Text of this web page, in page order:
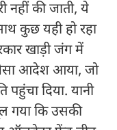
नहीं की जाती, ये
कुछ यही हो रहा
खाड़ी जंग में
आदेश आया, जो
पहुंचा दिया. यानी
गया कि उसकी